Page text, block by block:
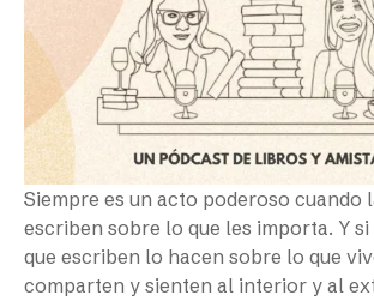
Siempre es un acto poderoso cuando
escriben sobre lo que les importa. Y si
que escriben lo hacen sobre lo que
comparten y sienten al interior y al